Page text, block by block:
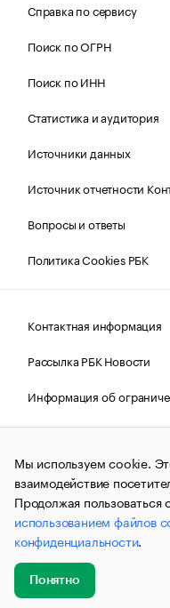
Справка по сервису
Поиск по ОГРН
Поиск по ИНН
Статистика и аудитория
Источники данных
Источник отчетности
Вопросы и ответы
Политика Cookies РБК
Контактная информация
Рассылка РБК Новости
Информация об
Правовая информация
© АО
и материалы
(зарегистрировано
связи, информационных
коммуникаций
№ФС77-63848)
публикации могут
не предназначенную для
до 18 лет.
Мы используем cookie.
взаимодействие
Продолжая
использованием файлов
конфиденциальности.
Понятно